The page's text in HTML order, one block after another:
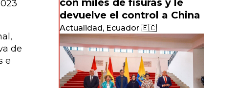
de
e
con miles de fisuras y le
devuelve el control a China
Actualidad, Ecuador 🇪🇨